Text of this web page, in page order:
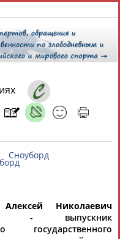
2026 года,16:48
Сноуборд
Николаевич
- выпускник
государственного